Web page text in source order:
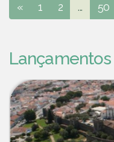
« 1 2 ... 50